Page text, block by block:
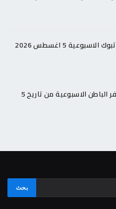
عروض لولو جدة و تبوك الاسبوعية 5 اغسطس 2026
عروض التميمي حفر الباطن الاسبوعية من تاريخ 5